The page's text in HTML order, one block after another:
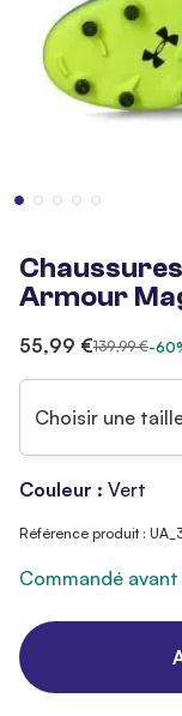
Armour
55,99 €139,99 €-
Choisir une
Couleur : Vert
Référence produit :
Commandé